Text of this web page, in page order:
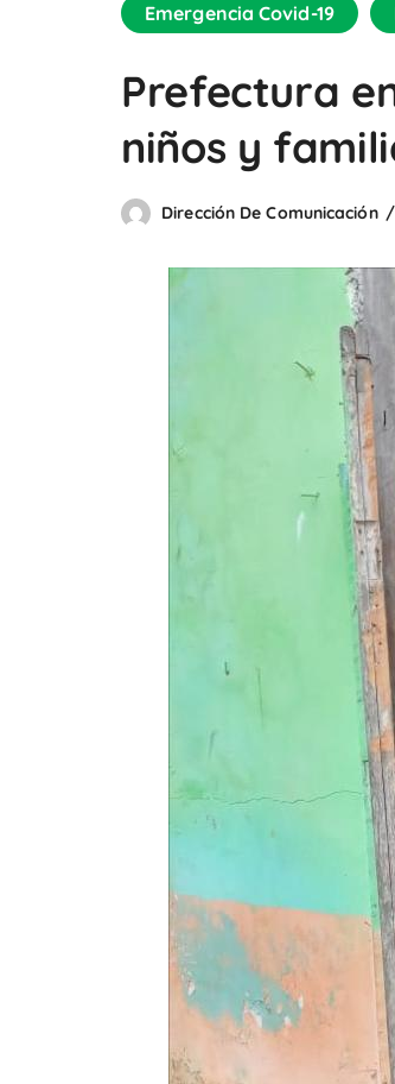
Emergencia Covid-19
Prefectura
niños y
Dirección De Comunicación